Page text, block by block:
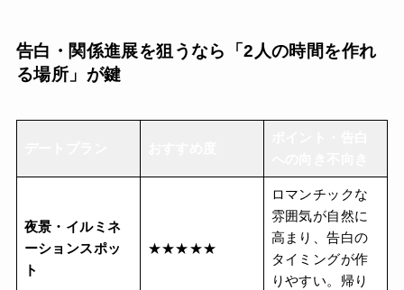
告白・関係進展を狙うなら「2人の時間を作れ
る場所」が鍵
夜景・イルミネ
ーションスポッ
ト
★★★★★
ロマンチックな
雰囲気が自然に
高まり、告白の
タイミングが作
りやすい。帰り